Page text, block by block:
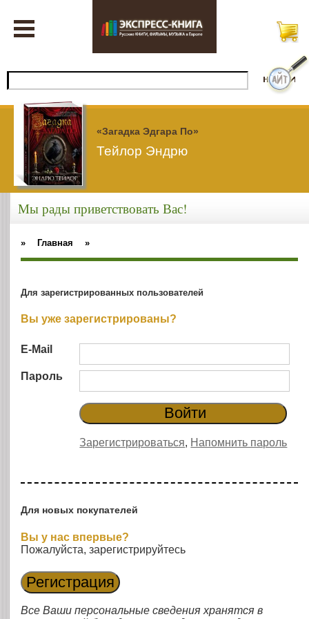
«Загадка Эдгара По»
Тейлор Эндрю
Мы рады приветствовать Вас!
» Главная »
Для зарегистрированных пользователей
Вы уже зарегистрированы?
E-Mail
Пароль
Зарегистрироваться, Напомнить пароль
Для новых покупателей
Вы у нас впервые?
Пожалуйста, зарегистрируйтесь
Все Ваши персональные сведения хранятся в